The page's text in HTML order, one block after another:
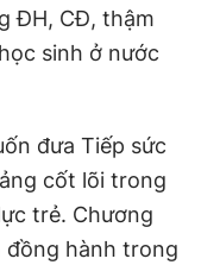
ĐH, CĐ, thậm
sinh ở nước
đưa Tiếp sức
cốt lõi trong
trẻ. Chương
đồng hành trong